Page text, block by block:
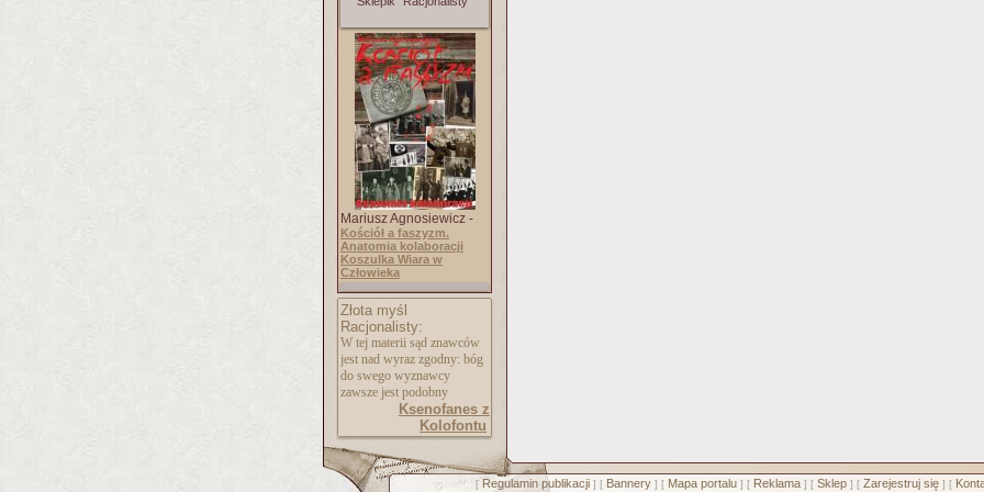
Mariusz Agnosiewicz -
Kościół a faszyzm.
Anatomia kolaboracji
Koszulka Wiara w
Człowieka
Złota myśl
Racjonalisty:
W tej materii sąd znawców
jest nad wyraz zgodny: bóg
do swego wyznawcy
zawsze jest podobny
Ksenofanes z
Kolofontu
[ Regulamin publikacji] [ Bannery] [ Mapa portalu] [ Reklama] [ Sklep] [ Zarejestruj się] [